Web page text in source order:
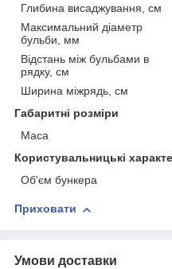
Глибина висаджування, см
Максимальний діаметр
бульби, мм
Відстань між бульбами в
рядку, см
Ширина міжрядь, см
Габаритні розміри
Маса
Користувальницькі
Об'єм бункера
Приховати
Умови доставки